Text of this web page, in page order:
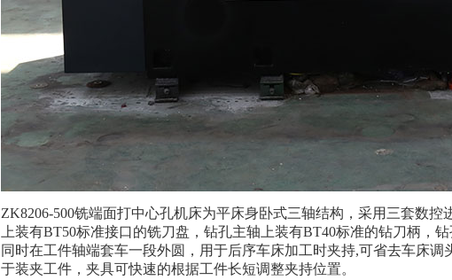
ZK8206-500铣端面打中心孔机床为平床身卧式三轴结构，采用三套数
上装有BT50标准接口的铣刀盘，钻孔主轴上装有BT40标准的钻刀柄，
同时在工件轴端套车一段外圆，用于后序车床加工时夹持,可省去车床
于装夹工件，夹具可快速的根据工件长短调整夹持位置。